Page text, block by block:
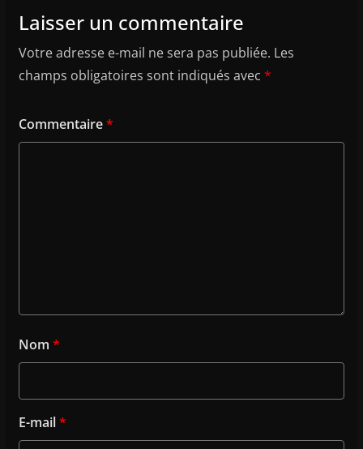
Laisser un commentaire
Votre adresse e-mail ne sera pas publiée. Les
champs obligatoires sont indiqués avec *
Commentaire*
Nom *
E-mail*